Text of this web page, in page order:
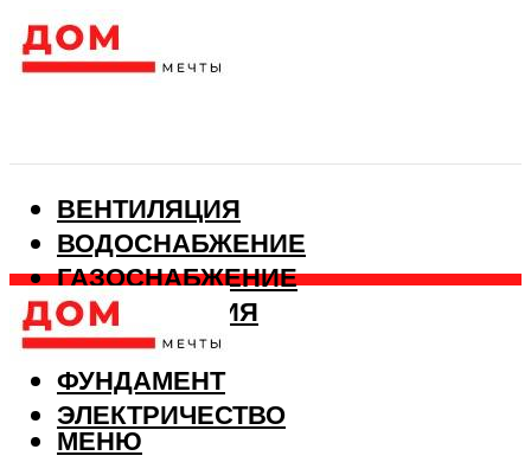
ВЕНТИЛЯЦИЯ
ВОДОСНАБЖЕНИЕ
ГАЗОСНАБЖЕНИЕ
КАНАЛИЗАЦИЯ
ОТОПЛЕНИЕ
ФУНДАМЕНТ
ЭЛЕКТРИЧЕСТВО
МЕНЮ